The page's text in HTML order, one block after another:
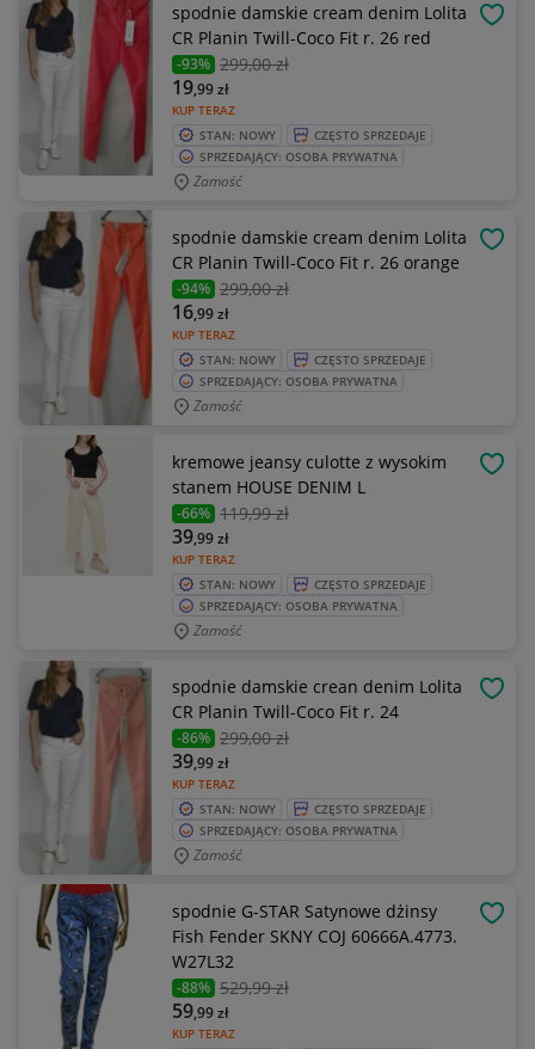
spodnie damskie cream denim Lolita
CR Planin Twill-Coco Fit r. 26 red
-93% 299,00 zł
KUP TERAZ
19,99zł
STAN: NOWY
CZĘSTO SPRZEDAJE
SPRZEDAJĄCY: OSOBA PRYWATNA
Zamość
spodnie damskie cream denim Lolita
CR Planin Twill-Coco Fit r. 26 orange
-94% 299,00 zł
KUP TERAZ
16,99zł
STAN: NOWY
CZĘSTO SPRZEDAJE
SPRZEDAJĄCY: OSOBA PRYWATNA
Zamość
kremowe jeansy culotte z wysokim
stanem HOUSE DENIM L
-66% 119,99 zł
KUP TERAZ
39,99zł
STAN: NOWY
CZĘSTO SPRZEDAJE
SPRZEDAJĄCY: OSOBA PRYWATNA
Zamość
spodnie damskie crean denim Lolita
CR Planin Twill-Coco Fit r. 24
-86% 299,00 zł
KUP TERAZ
39,99zł
STAN: NOWY
CZĘSTO SPRZEDAJE
SPRZEDAJĄCY: OSOBA PRYWATNA
Zamość
spodnie G-STAR Satynowe dżinsy
Fish Fender SKNY COJ 60666A.4773.
W27L32
-88% 529,99 zł
KUP TERAZ
59,99zł